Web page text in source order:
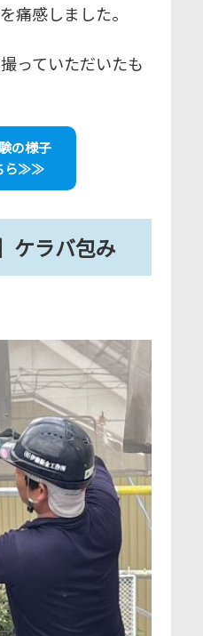
痛感しました。
っていただいたも
の様子
ら≫≫
ケラバ包み